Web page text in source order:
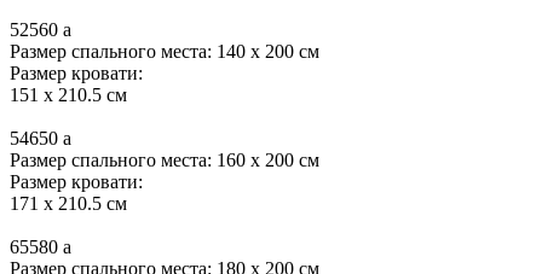
52560 a
Размер спального места: 140 x 200 см
Размер кровати:
151 x 210.5 см
54650 a
Размер спального места: 160 x 200 см
Размер кровати:
171 x 210.5 см
65580 a
Размер спального места: 180 x 200 см